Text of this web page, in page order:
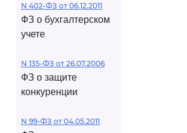
N 402-ФЗ от 06.12.2011
ФЗ о бухгалтерском
учете
N 135-ФЗ от 26.07.2006
ФЗ о защите
конкуренции
N 99-ФЗ от 04.05.2011